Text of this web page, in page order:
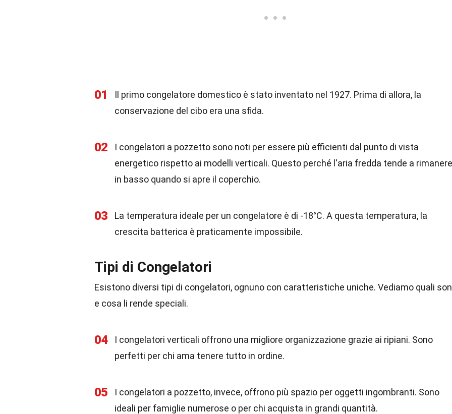
01
Il primo congelatore domestico è stato inventato nel 1927. Prima di allora, la
conservazione del cibo era una sfida.
02
I congelatori a pozzetto sono noti per essere più efficienti dal punto di vista
energetico rispetto ai modelli verticali. Questo perché l'aria fredda tende a rimanere
in basso quando si apre il coperchio.
03
La temperatura ideale per un congelatore è di -18°C. A questa temperatura, la
crescita batterica è praticamente impossibile.
Tipi di Congelatori
Esistono diversi tipi di congelatori, ognuno con caratteristiche uniche. Vediamo quali
e cosa li rende speciali.
04
I congelatori verticali offrono una migliore organizzazione grazie ai ripiani. Sono
perfetti per chi ama tenere tutto in ordine.
05
I congelatori a pozzetto, invece, offrono più spazio per oggetti ingombranti. Sono
ideali per famiglie numerose o per chi acquista in grandi quantità.